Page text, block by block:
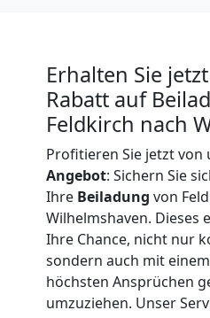
Erhalten Sie
Rabatt auf
Feldkirch nach
Profitieren Sie jetzt von
Angebot: Sichern Sie
Ihre Beiladung von
Wilhelmshaven. Dieses
Ihre Chance, nicht nur
sondern auch mit
höchsten Ansprüchen
umzuziehen. Unser
Tragehilfe
Feldkirch
Kleiner
Umzug
Feldkirch